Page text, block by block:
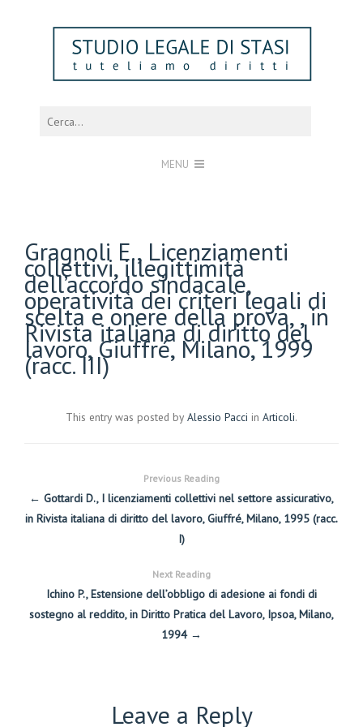
MENU
Gragnoli E., Licenziamenti
collettivi, illegittimità
dell’accordo sindacale,
operatività dei criteri legali di
scelta e onere della prova, , in
Rivista italiana di diritto del
lavoro, Giuffré, Milano, 1999
(racc. III)
This entry was posted by Alessio Pacci in Articoli.
Previous Reading
← Gottardi D., I licenziamenti collettivi nel settore assicurativo,
in Rivista italiana di diritto del lavoro, Giuffré, Milano, 1995 (racc.
I)
Next Reading
Ichino P., Estensione dell’obbligo di adesione ai fondi di
sostegno al reddito, in Diritto Pratica del Lavoro, Ipsoa, Milano,
1994 →
Leave a Reply